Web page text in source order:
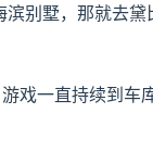
别墅，那就去
戏一直持续到车